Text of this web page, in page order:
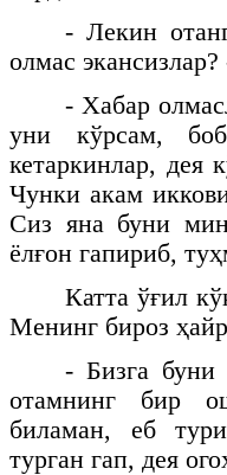
- Лекин
олмас
- Хабар
уни кўрсам,
кетаркинлар, дея
Чунки акам
Сиз яна буни
ёлғон гапириб,
Катта ўғил
Менинг бироз
- Бизга
отамнинг бир
биламан, еб
турган гап, дея